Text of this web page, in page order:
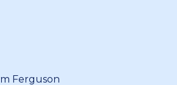
Ferguson